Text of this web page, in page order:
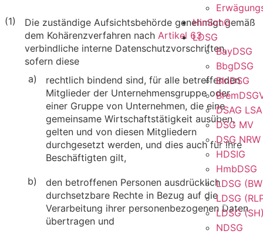
HinSchG
LDSG
BayDSG
BbgDSG
BlnDSG
DSAG LSA
DSG MV
DSG NRW
HDSIG
HmbDSG
LDSG
LDSG
LDSG
NDSG
(1)
Die zuständige Aufsichtsbehörde genehmigt gemäß
dem Kohärenzverfahren nach Artikel 63
verbindliche interne Datenschutzvorschriften,
sofern diese
a)
rechtlich bindend sind, für alle betreffenden
Mitglieder der Unternehmensgruppe oder
einer Gruppe von Unternehmen, die eine
gemeinsame Wirtschaftstätigkeit ausüben,
gelten und von diesen Mitgliedern
durchgesetzt werden, und dies auch für ihre
Beschäftigten gilt,
b)
den betroffenen Personen ausdrücklich
durchsetzbare Rechte in Bezug auf die
Verarbeitung ihrer personenbezogenen Daten
übertragen und